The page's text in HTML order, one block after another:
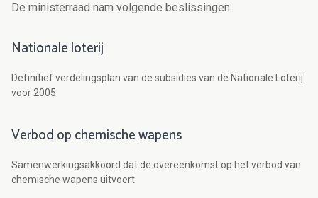
De ministerraad nam volgende beslissingen.
Nationale loterij
Definitief verdelingsplan van de subsidies van de Nationale Loterij
voor 2005
Verbod op chemische wapens
Samenwerkingsakkoord dat de overeenkomst op het verbod van
chemische wapens uitvoert